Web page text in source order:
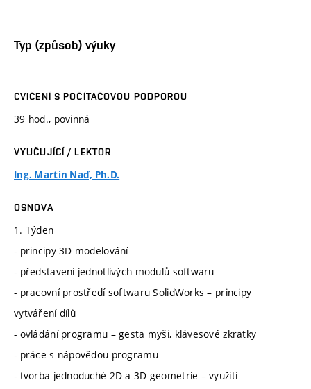
Typ (způsob) výuky
CVIČENÍ S POČÍTAČOVOU PODPOROU
39 hod., povinná
VYUČUJÍCÍ / LEKTOR
Ing. Martin Naď, Ph.D.
OSNOVA
1. Týden
- principy 3D modelování
- představení jednotlivých modulů softwaru
- pracovní prostředí softwaru SolidWorks – principy
vytváření dílů
- ovládání programu – gesta myši, klávesové zkratky
- práce s nápovědou programu
- tvorba jednoduché 2D a 3D geometrie – využití